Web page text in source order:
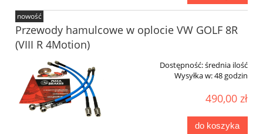
Przewody hamulcowe w oplocie VW GOLF 8R
(VIII R 4Motion)
Dostępność:średnia ilość
Wysyłka w:48 godzin
490,00 zł
do koszyka
nowość